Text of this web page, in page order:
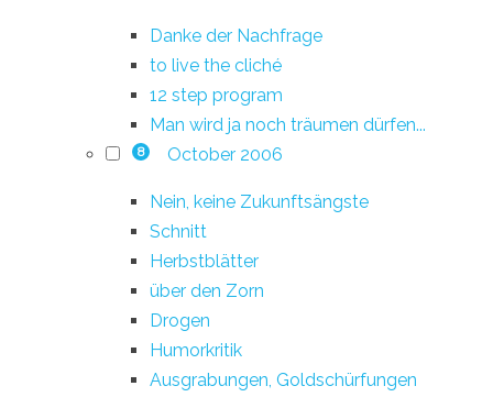
Danke der Nachfrage
to live the cliché
12 step program
Man wird ja noch träumen dürfen...
8 October 2006
Nein, keine Zukunftsängste
Schnitt
Herbstblätter
über den Zorn
Drogen
Humorkritik
Ausgrabungen, Goldschürfungen